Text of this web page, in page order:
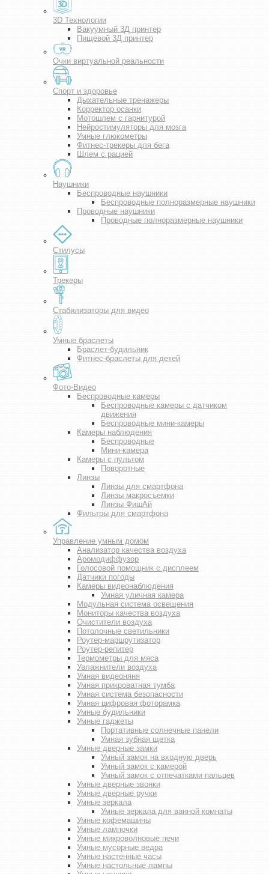
3D Технологии
Вакуумный 3Д принтер
Пищевой 3Д принтер
Очки виртуальной реальности
Спорт и здоровье
Дыхательные тренажеры
Корректор осанки
Мотошлем с гарнитурой
Нейростимуляторы для мозга
Умные глюкометры
Фитнес-трекеры для бега
Шлем с рацией
Наушники
Беспроводные наушники
Беспроводные полноразмерные наушники
Проводные наушники
Проводные полноразмерные наушники
Стилусы
Трекеры
Стабилизаторы для видео
Умные браслеты
Браслет-будильник
Фитнес-браслеты для детей
Фото-Видео
Беспроводные камеры
Беспроводные камеры с датчиком
движения
Беспроводные мини-камеры
Камеры наблюдения
Беспроводные
Мини-камера
Камеры с пультом
Поворотные
Линзы
Линзы для смартфона
Линзы макросъемки
Линзы ФишАй
Фильтры для смартфона
Управление умным домом
Анализатор качества воздуха
Аромодиффузор
Голосовой помощник с дисплеем
Датчики погоды
Камеры видеонаблюдения
Умная уличная камера
Модульная система освещения
Мониторы качества воздуха
Очистители воздуха
Потолочные светильники
Роутер-маршрутизатор
Роутер-репитер
Термометры для мяса
Увлажнители воздуха
Умная видеоняня
Умная прикроватная тумба
Умная система безопасности
Умная цифровая фоторамка
Умные будильники
Умные гаджеты
Портативные солнечные панели
Умная зубная щетка
Умные дверные замки
Умный замок на входную дверь
Умный замок с камерой
Умный замок с отпечатками пальцев
Умные дверные звонки
Умные дверные ручки
Умные зеркала
Умные зеркала для ванной комнаты
Умные кофемашины
Умные лампочки
Умные микроволновые печи
Умные мусорные ведра
Умные настенные часы
Умные настольные лампы